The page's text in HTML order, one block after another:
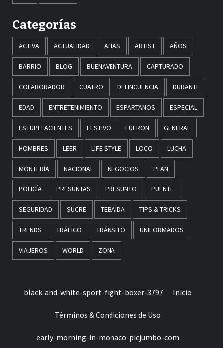
Categorías
ACTIVA ACTUALIDAD ALIAS ARTIST AÑOS
BARRIO BLOG BUENAVENTURA CAPTURADO
COLABORADOR CUATRO DELINCUENCIA DURANTE
EDAD ENTRETENIMIENTO ESPARTANOS ESPECIAL
ESTUPEFACIENTES FESTIVO FUERON GENERAL
HOMBRES LEER LIFE STYLE LOCO LUCHA
MONTERÍA NACIONAL NEGOCIOS PLAN
POLICÍA PRESUNTAS PRESUNTO PUENTE
SEGURIDAD SUCRE TEBAIDA TIPS & TRICKS
TRENDS TRÁFICO TRÁNSITO UNIFORMADOS
VIAJEROS WORLD ZONA
black-and-white-sport-fight-boxer-3797 Inicio
Términos & Condiciones de Uso
early-morning-in-monaco-picjumbo-com